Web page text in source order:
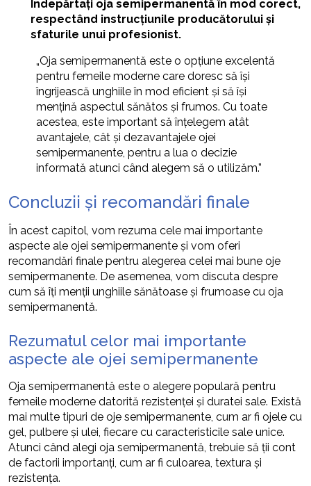
Îndepărtați oja semipermanentă în mod corect,
respectând instrucțiunile producătorului și
sfaturile unui profesionist.
„Oja semipermanentă este o opțiune excelentă
pentru femeile moderne care doresc să își
îngrijească unghiile în mod eficient și să își
mențină aspectul sănătos și frumos. Cu toate
acestea, este important să înțelegem atât
avantajele, cât și dezavantajele ojei
semipermanente, pentru a lua o decizie
informată atunci când alegem să o utilizăm.”
Concluzii și recomandări finale
În acest capitol, vom rezuma cele mai importante
aspecte ale ojei semipermanente și vom oferi
recomandări finale pentru alegerea celei mai bune oje
semipermanente. De asemenea, vom discuta despre
cum să îți menții unghiile sănătoase și frumoase cu oja
semipermanentă.
Rezumatul celor mai importante
aspecte ale ojei semipermanente
Oja semipermanentă este o alegere populară pentru
femeile moderne datorită rezistenței și duratei sale. Există
mai multe tipuri de oje semipermanente, cum ar fi ojele cu
gel, pulbere și ulei, fiecare cu caracteristicile sale unice.
Atunci când alegi oja semipermanentă, trebuie să ții cont
de factorii importanți, cum ar fi culoarea, textura și
rezistența.